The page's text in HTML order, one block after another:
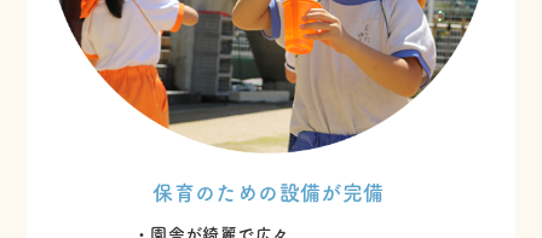
保育のための設備が完備